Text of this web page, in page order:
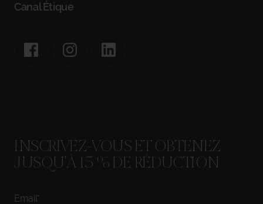
Canal Étique
INSCRIVEZ-VOUS ET OBTENEZ
JUSQU'À 15 % DE RÉDUCTION